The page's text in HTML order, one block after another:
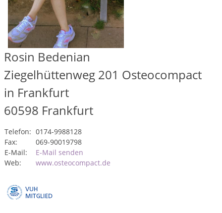
Rosin Bedenian
Ziegelhüttenweg 201 Osteocompact
in Frankfurt
60598 Frankfurt
Telefon: 0174-9988128
Fax:
069-90019798
E-Mail:
E-Mail senden
Web:
www.osteocompact.de